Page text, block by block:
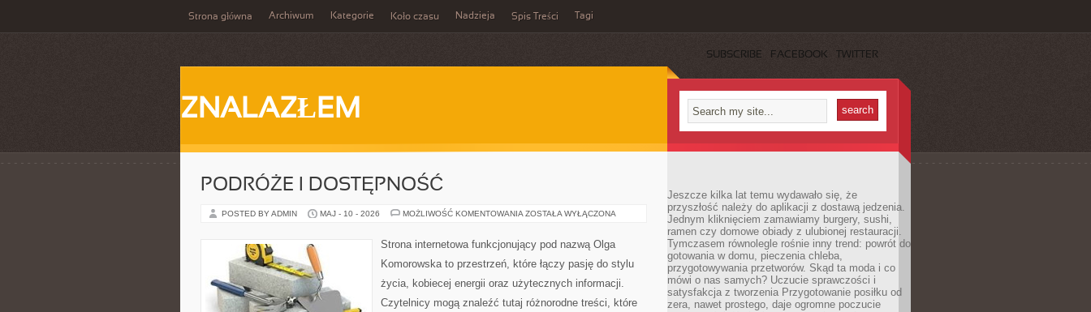
Strona główna Archiwum Kategorie Koło czasu Nadzieja Spis Treści Tagi
SUBSCRIBE FACEBOOK TWITTER
ZNALAZŁEM
PODRÓŻE I DOSTĘPNOŚĆ
POSTED BY ADMIN MAJ - 10 - 2026 MOŻLIWOŚĆ KOMENTOWANIA PODRÓŻE
ZOSTAŁA WYŁĄCZONA
Strona internetowa funkcjonujący pod nazwą Olga
Komorowska to przestrzeń, które łączy pasję do stylu
życia, kobiecej energii oraz użytecznych informacji.
Czytelnicy mogą znaleźć tutaj różnorodne treści, które
Jeszcze kilka lat temu wydawało się, że
przyszłość należy do aplikacji z dostawą jedzenia.
Jednym kliknięciem zamawiamy burgery, sushi,
ramen czy domowe obiady z ulubionej restauracji.
Tymczasem równolegle rośnie inny trend: powrót do
gotowania w domu, pieczenia chleba,
przygotowywania przetworów. Skąd ta moda i co
mówi o nas samych? Uczucie sprawczości i
satysfakcja z tworzenia Przygotowanie posiłku od
zera, nawet prostego, daje ogromne poczucie